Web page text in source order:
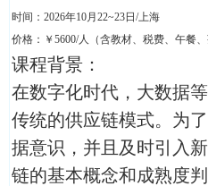
时间：2026年10月22~23日/上海
价格：￥5600/人（含教材、税费、午餐
课程背景：
在数字化时代，大数据
传统的供应链模式。为
据意识，并且及时引入
链的基本概念和成熟度